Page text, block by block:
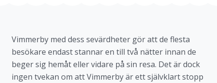
Vimmerby med dess sevärdheter gör att de flesta
besökare endast stannar en till två nätter innan de
beger sig hemåt eller vidare på sin resa. Det är dock
ingen tvekan om att Vimmerby är ett självklart stopp